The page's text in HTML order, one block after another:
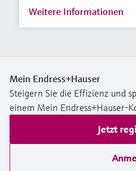
Weitere Informationen
Mein Endress+Hauser
Steigern Sie die Effizienz und
einem Mein Endress+Hauser-
Jetzt